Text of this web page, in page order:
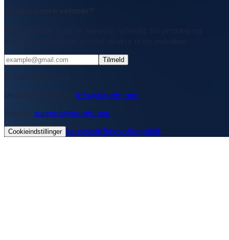
Tilmeld
info@bought.app
support@bought.app
Cookieindstillinger ServicevilkårPrivatlivspolitik